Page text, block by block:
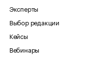
Эксперты
Выбор редакции
Кейсы
Вебинары